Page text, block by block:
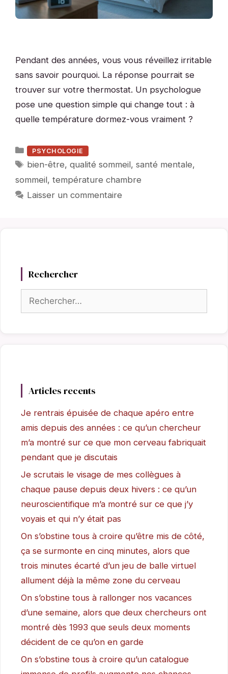
Pendant des années, vous vous réveillez irritable
sans savoir pourquoi. La réponse pourrait se
trouver sur votre thermostat. Un psychologue
pose une question simple qui change tout : à
quelle température dormez-vous vraiment ?
Catégories
PSYCHOLOGIE
Étiquettes
bien-être,qualité sommeil,santé mentale,
sommeil, température chambre
Laisser un commentaire
Rechercher
Rechercher :
Articles recents
Je rentrais épuisée de chaque apéro entre
amis depuis des années : ce qu’un chercheur
m’a montré sur ce que mon cerveau fabriquait
pendant que je discutais
Je scrutais le visage de mes collègues à
chaque pause depuis deux hivers : ce qu’un
neuroscientifique m’a montré sur ce que j’y
voyais et qui n’y était pas
On s’obstine tous à croire qu’être mis de côté,
ça se surmonte en cinq minutes, alors que
trois minutes écarté d’un jeu de balle virtuel
allument déjà la même zone du cerveau
On s’obstine tous à rallonger nos vacances
d’une semaine, alors que deux chercheurs ont
montré dès 1993 que seuls deux moments
décident de ce qu’on en garde
On s’obstine tous à croire qu’un catalogue